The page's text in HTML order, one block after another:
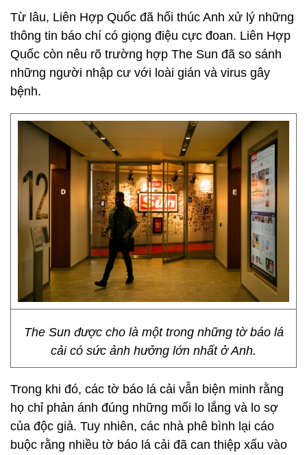
Từ lâu, Liên Hợp Quốc đã hối thúc Anh xử lý những
thông tin báo chí có giọng điệu cực đoan. Liên Hợp
Quốc còn nêu rõ trường hợp The Sun đã so sánh
những người nhập cư với loài gián và virus gây
bệnh.
The Sun được cho là một trong những tờ báo lá
cải có sức ảnh hưởng lớn nhất ở Anh.
Trong khi đó, các tờ báo lá cải vẫn biện minh rằng
họ chỉ phản ánh đúng những mối lo lắng và lo sợ
của độc giả. Tuy nhiên, các nhà phê bình lại cáo
buộc rằng nhiều tờ báo lá cải đã can thiệp xấu vào